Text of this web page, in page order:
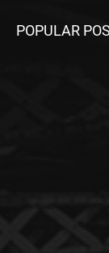
POPULAR